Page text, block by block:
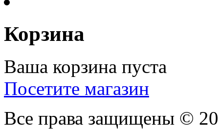
Корзина
Ваша корзина пуста
Посетите магазин
Все права защищены ©